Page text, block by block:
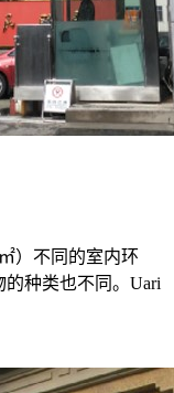
）不同的室内环
种类也不同。Uari